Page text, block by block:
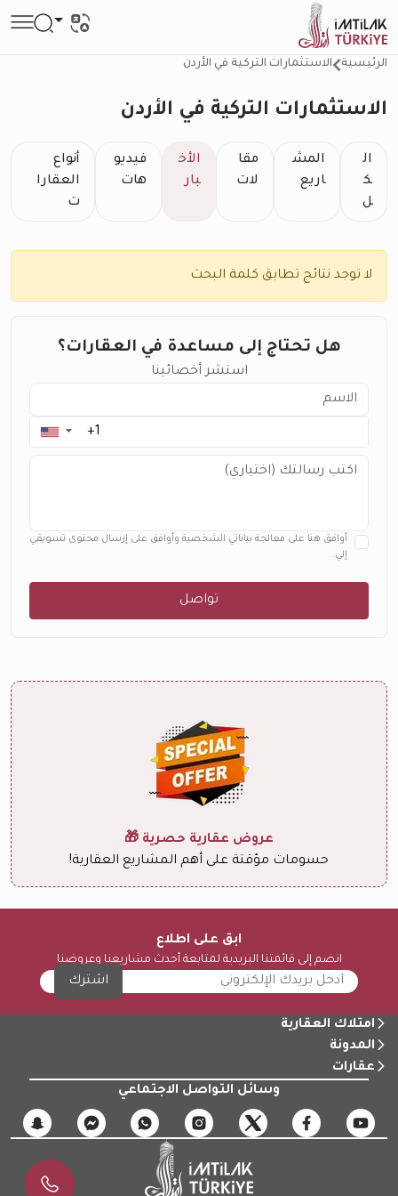
الرئيسية الاستثمارات التركية في الأردن
الاستثمارات التركية في الأردن
ال
ك
ل
المش
اريع
مقا
لات
الأخ
بار
فيديو
هات
أنواع
العقارا
ت
لا توجد نتائج تطابق كلمة البحث
هل تحتاج إلى مساعدة في العقارات؟
استشر أخصائينا
▼
أوافق هنا على معالجة بياناتي الشخصية وأوافق على إرسال محتوى تسويقي
إلي.
تواصل
عروض عقارية حصرية 🎁
حسومات مؤقتة على أهم المشاريع العقارية!
ابق على اطلاع
انضم إلى قائمتنا البريدية لمتابعة أحدث مشاريعنا وعروضنا
اشترك
امتلاك العقارية
المدونة
عقارات
وسائل التواصل الاجتماعي